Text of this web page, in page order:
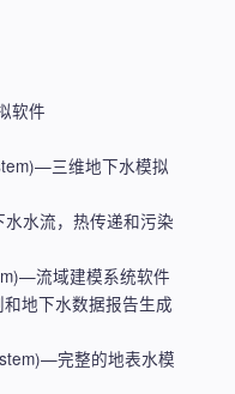
软件
三维地下水模拟
水流，热传递和污染
流域建模系统软件
地下水数据报告生成
完整的地表水模